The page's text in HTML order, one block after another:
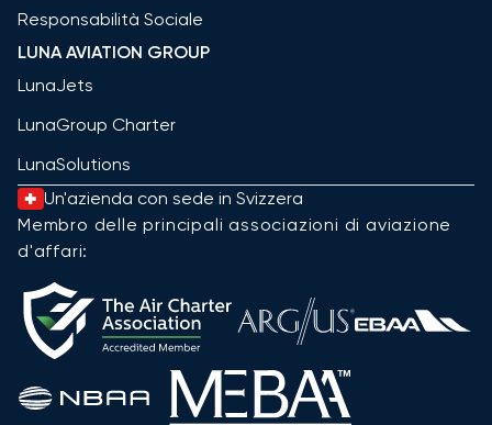
Responsabilità Sociale
LUNA AVIATION GROUP
LunaJets
LunaGroup Charter
LunaSolutions
Un'azienda con sede in Svizzera
Membro delle principali associazioni di aviazione
d'affari: